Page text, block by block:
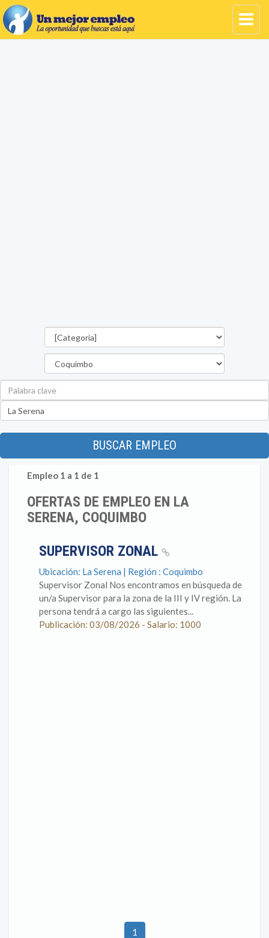
BUSCAR EMPLEO
Empleo 1 a 1 de 1
OFERTAS DE EMPLEO EN LA
SERENA, COQUIMBO
SUPERVISOR ZONAL
Ubicación: La Serena | Región : Coquimbo
Supervisor Zonal Nos encontramos en búsqueda de
un/a Supervisor para la zona de la III y IV región. La
persona tendrá a cargo las siguientes...
Publicación: 03/08/2026 - Salario: 1000
1